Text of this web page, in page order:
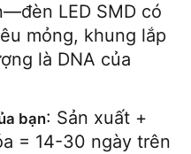
LED SMD có
mỏng, khung lắp
là DNA của
bạn: Sản xuất +
= 14-30 ngày trên